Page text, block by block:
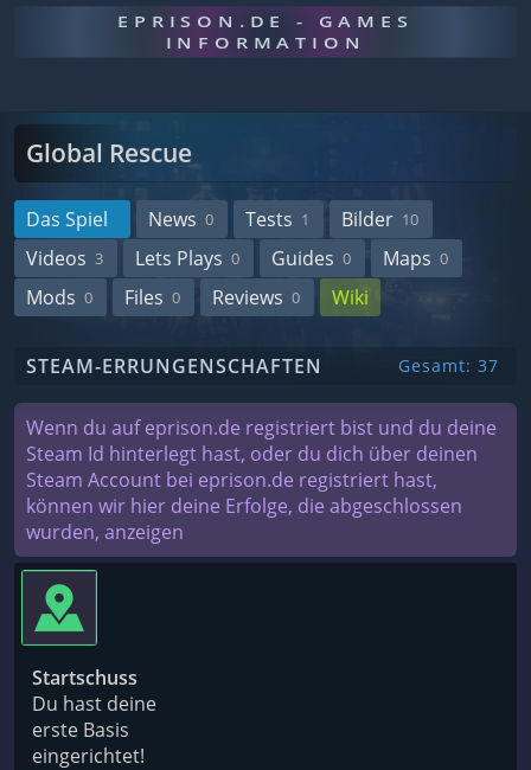
EPRISON.DE - GAMES
INFORMATION
Global Rescue
Das Spiel News 0 Tests 1 Bilder 10
Videos 3 Lets Plays 0 Guides 0 Maps 0
Mods 0 Files 0 Reviews 0 Wiki
STEAM-ERRUNGENSCHAFTEN Gesamt: 37
Wenn du auf eprison.de registriert bist und du deine
Steam Id hinterlegt hast, oder du dich über deinen
Steam Account bei eprison.de registriert hast,
können wir hier deine Erfolge, die abgeschlossen
wurden, anzeigen
Startschuss
Du hast deine
erste Basis
eingerichtet!